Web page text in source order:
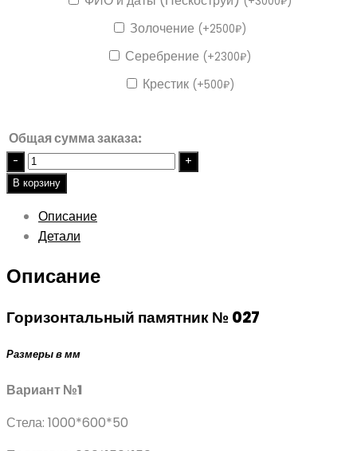
Золочение (+2500₽)
Серебрение (+2300₽)
Крестик (+500₽)
Общая сумма заказа:
Quantity
В корзину
Описание
Детали
Описание
Горизонтальный памятник № 027
Размеры в мм
Вариант №1
Стела: 1000*600*50